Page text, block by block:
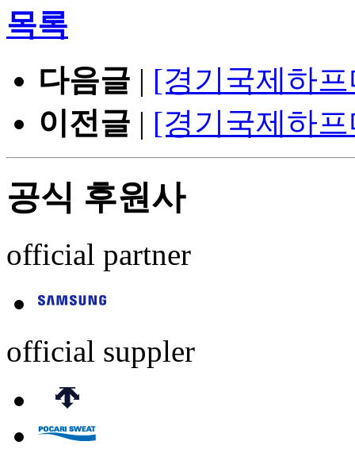
목록
다음글 | [경기국제하
이전글 | [경기국제하
공식 후원사
official partner
official suppler